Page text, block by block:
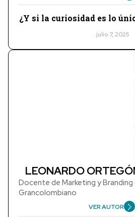
¿Y si la curiosidad es lo
julio 7, 2025
LEONARDO
Docente de Marketing y
Grancolombiano
VER AUTOR